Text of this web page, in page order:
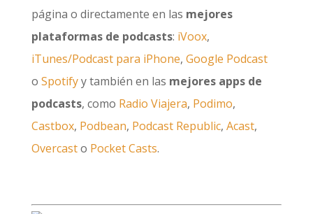
página o directamente en las mejores
plataformas de podcasts: iVoox,
iTunes/Podcast para iPhone, Google Podcast
o Spotifyy también en las mejores apps de
podcasts, como Radio Viajera, Podimo,
Castbox, Podbean, Podcast Republic, Acast,
Overcasto Pocket Casts.